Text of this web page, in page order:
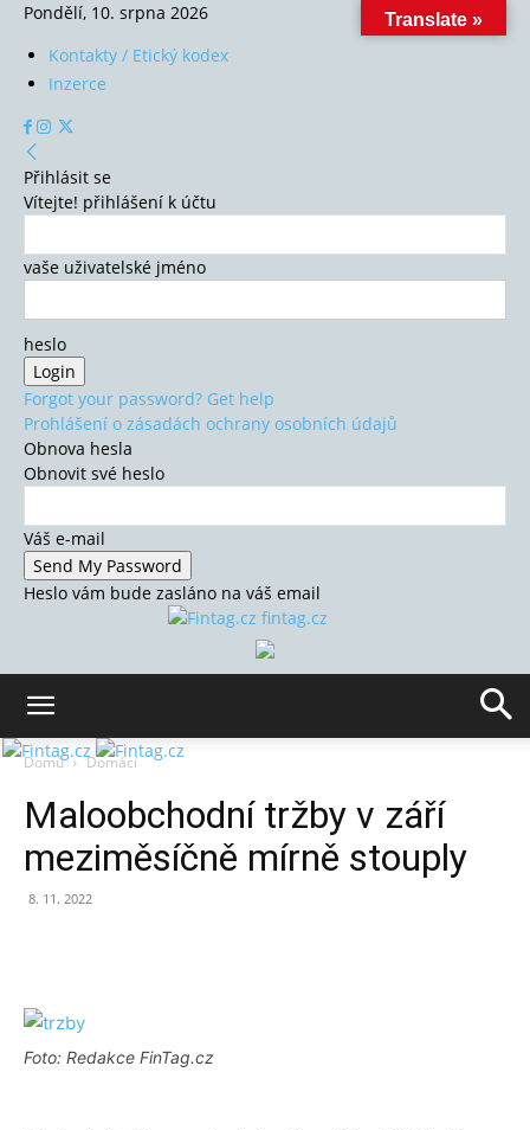
Pondělí, 10. srpna 2026
Kontakty / Etický kodex
Inzerce
Přihlásit se
Vítejte! přihlášení k účtu
vaše uživatelské jméno
heslo
Forgot your password? Get help
Prohlášení o zásadách ochrany osobních údajů
Obnova hesla
Obnovit své heslo
Váš e-mail
Heslo vám bude zasláno na váš email
fintag.cz
Domů Domácí
Maloobchodní tržby v září
meziměsíčně mírně stouply
8. 11. 2022
Foto: Redakce FinTag.cz
Translate »